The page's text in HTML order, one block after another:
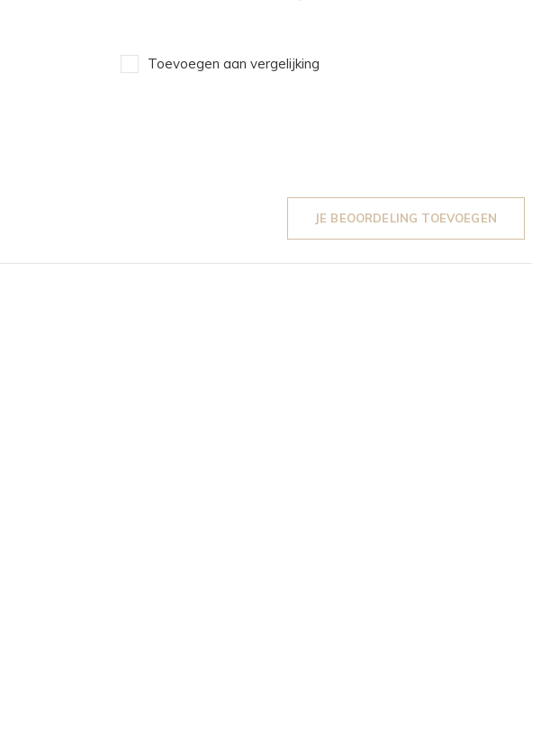
Toevoegen aan vergelijking
JE BEOORDELING TOEVOEGEN